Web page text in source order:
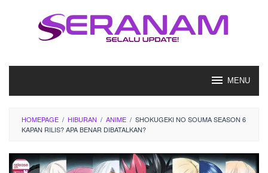
MENU
HOMEPAGE / HIBURAN / ANIME / SHOKUGEKI NO SOUMA SEASON 6
KAPAN RILIS? APA BENAR DIBATALKAN?